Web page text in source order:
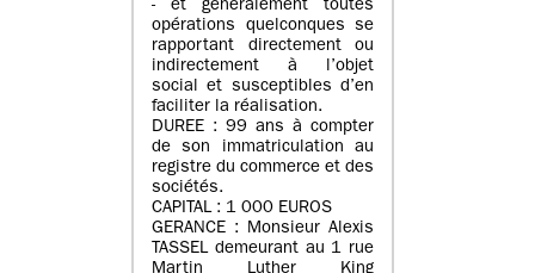
- et généralement toutes
opérations quelconques se
rapportant directement ou
indirectement à l’objet
social et susceptibles d’en
faciliter la réalisation.
DUREE : 99 ans à compter
de son immatriculation au
registre du commerce et des
sociétés.
CAPITAL : 1 000 EUROS
GERANCE : Monsieur Alexis
TASSEL demeurant au 1 rue